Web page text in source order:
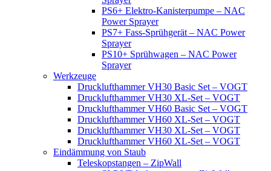
PS6+ Elektro-Kanisterpumpe – NAC
Power Sprayer
PS7+ Fass-Sprühgerät – NAC Power
Sprayer
PS10+ Sprühwagen – NAC Power
Sprayer
Werkzeuge
Drucklufthammer VH30 Basic Set – VOGT
Drucklufthammer VH30 XL-Set – VOGT
Drucklufthammer VH60 Basic Set – VOGT
Drucklufthammer VH60 XL-Set – VOGT
Drucklufthammer VH30 XL-Set – VOGT
Drucklufthammer VH60 XL-Set – VOGT
Eindämmung von Staub
Teleskopstangen – ZipWall